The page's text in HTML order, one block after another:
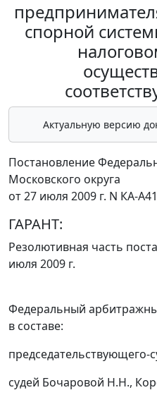
спорной
Актуальную версию
Постановление
Московского округа
от 27 июля 2009 г. N КА-
ГАРАНТ:
Резолютивная часть
июля 2009 г.
Федеральный
в составе:
председательствующего-
судей Бочаровой Н.Н.,